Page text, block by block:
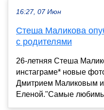
16:27, 07 Июн
Стеша Маликова
с родителями
26-летняя Стеша
инстаграме* новые
Дмитрием Маликовым и
Еленой."Самые